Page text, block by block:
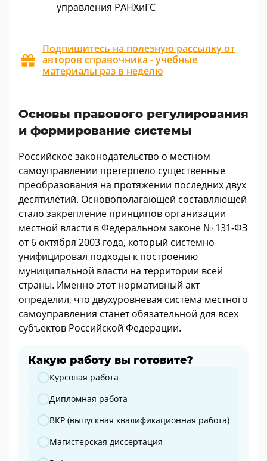
управления РАНХиГС
Подпишитесь на полезную рассылку от
авторов справочника - учебные
материалы раз в неделю
Основы правового регулирования
и формирование системы
Российское законодательство о местном
самоуправлении претерпело существенные
преобразования на протяжении последних двух
десятилетий. Основополагающей составляющей
стало закрепление принципов организации
местной власти в Федеральном законе № 131-ФЗ
от 6 октября 2003 года, который системно
унифицировал подходы к построению
муниципальной власти на территории всей
страны. Именно этот нормативный акт
определил, что двухуровневая система местного
самоуправления станет обязательной для всех
субъектов Российской Федерации.
Какую работу вы готовите?
Какую работу вы готовите?
Курсовая работа
Дипломная работа
ВКР (выпускная квалификационная работа)
Магистерская диссертация